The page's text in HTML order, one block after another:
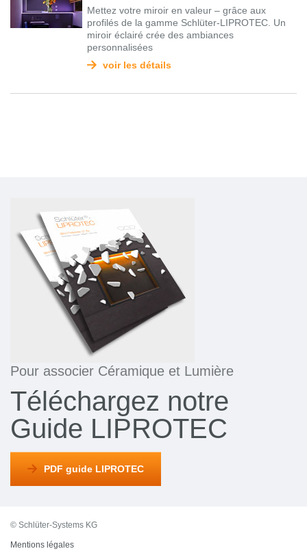
Mettez votre miroir en valeur – grâce aux
profilés de la gamme Schlüter-LIPROTEC. Un
miroir éclairé crée des ambiances
personnalisées
voir les détails
Pour associer Céramique et Lumière
Téléchargez notre
Guide LIPROTEC
PDF guide LIPROTEC
© Schlüter-Systems KG
Mentions légales